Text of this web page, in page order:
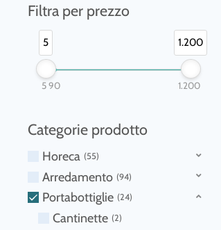
Filtra per prezzo
5 1.200
590 1.200
Categorie prodotto
Horeca 55
Arredamento 94
Portabottiglie 24
Cantinette 2